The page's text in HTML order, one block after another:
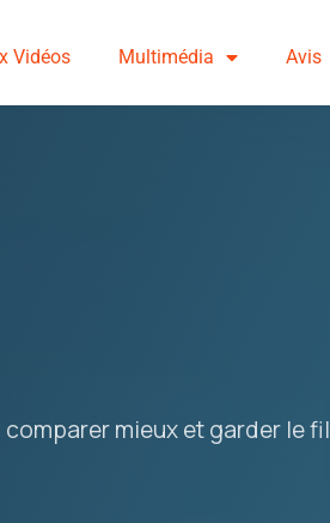
Vidéos Multimédia Avis
mieux et garder le fil